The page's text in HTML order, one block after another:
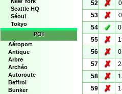
Seattle HQ
Séoul
Tokyo
POI
Aéroport
Antique
Arbre
Archéo
Autoroute
Beffroi
Bunker
52
✗
53
✗
54
✓
55
✗
56
✗
57
✗
58
✗
59
✗